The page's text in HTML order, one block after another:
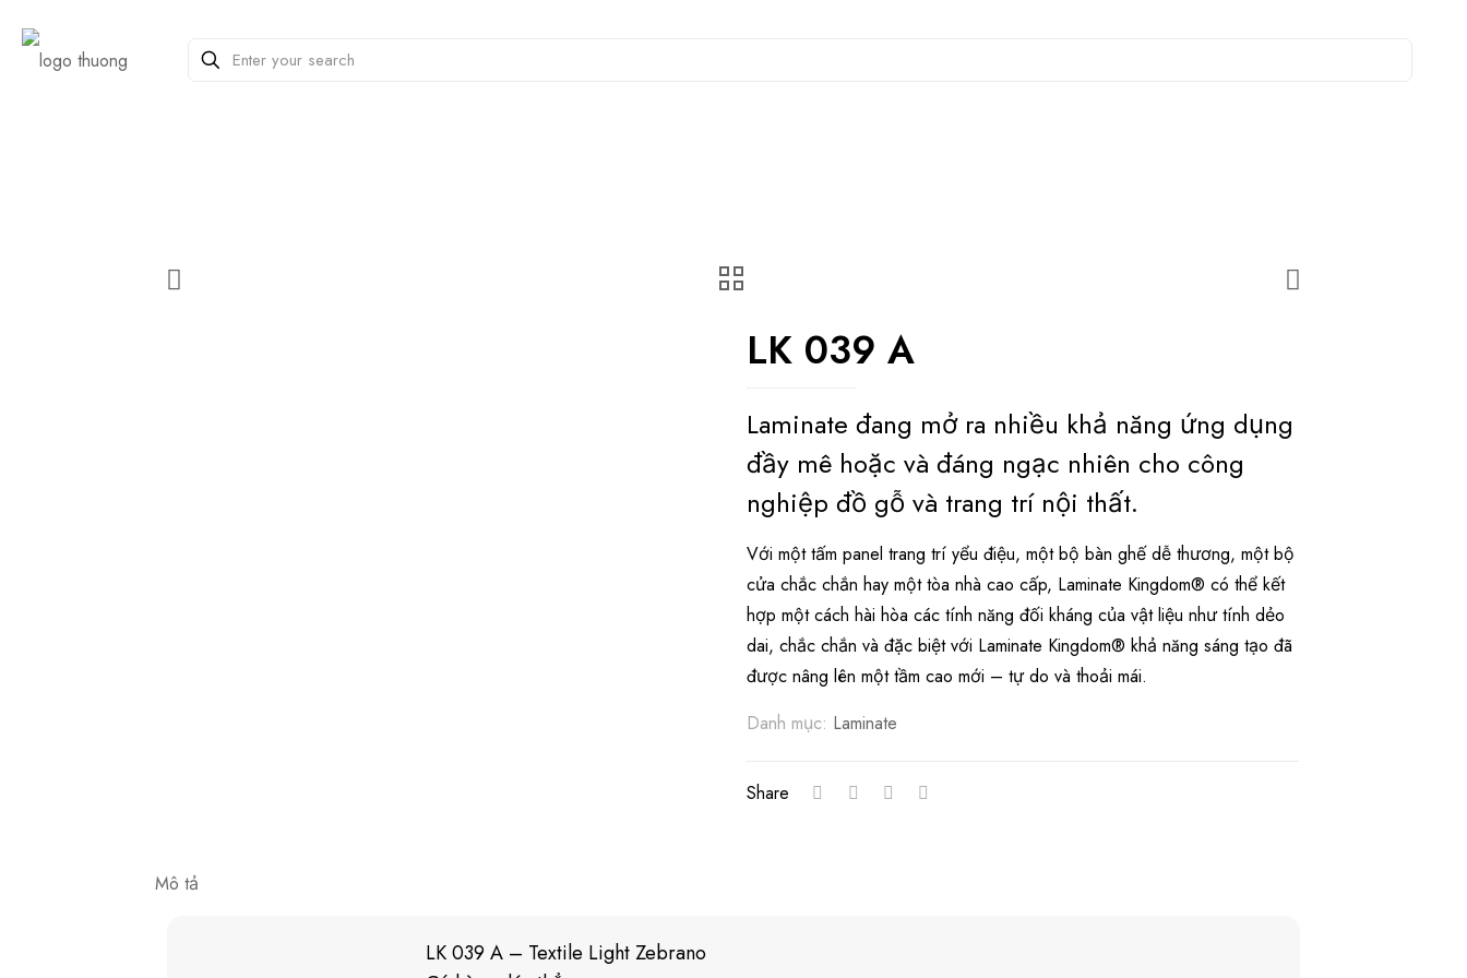
LK 039 A
Laminate đang mở ra nhiều khả năng ứng dụng
đầy mê hoặc và đáng ngạc nhiên cho công
nghiệp đồ gỗ và trang trí nội thất.
Với một tấm panel trang trí yểu điệu, một bộ bàn ghế dễ thương, một bộ
cửa chắc chắn hay một tòa nhà cao cấp, Laminate Kingdom® có thể kết
hợp một cách hài hòa các tính năng đối kháng của vật liệu như tính dẻo
dai, chắc chắn và đặc biệt với Laminate Kingdom® khả năng sáng tạo đã
được nâng lên một tầm cao mới – tự do và thoải mái.
Danh mục: Laminate
Share
Mô tả
LK 039 A – Textile Light Zebrano